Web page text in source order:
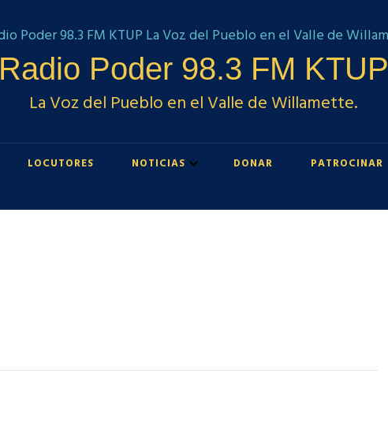
Radio Poder 98.3 FM KTUP
La Voz del Pueblo en el Valle de Willamette.
LOCUTORES NOTICIAS DONAR PATROCINAR